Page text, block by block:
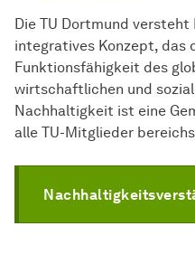
Die TU Dortmund
integratives Konzept, das
Funktionsfähigkeit des
wirtschaftlichen und
Nachhaltigkeit ist eine
alle TU-Mitglieder